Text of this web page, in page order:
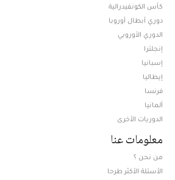
كأس الكونفيدرالية
دوري أبطال أوروبا
الدوري الأوروبي
إنجلترا
إسبانيا
إيطاليا
فرنسا
ألمانيا
الدوريات الأخرى
معلومات عنا
من نحن ؟
الأسئلة الأكثر طرحا